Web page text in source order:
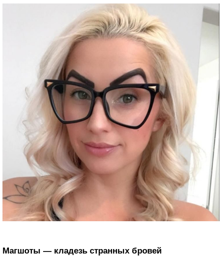
Магшоты — кладезь странных бровей